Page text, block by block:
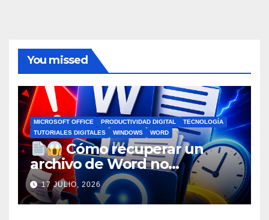
You missed
MICROSOFT OFFICE PRODUCTIVIDAD DIGITAL
TECNOLOGÍA
TUTORIALES DIGITALES
WINDOWS WORD
Cómo recuperar un
archivo de Word no
guardado antes de entrar en
pánico
17 JULIO, 2026